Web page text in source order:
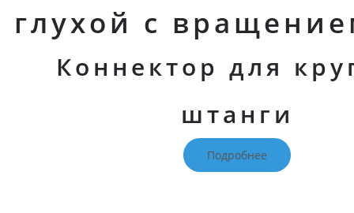
глухой с
Коннектор для
штанги
Подробнее